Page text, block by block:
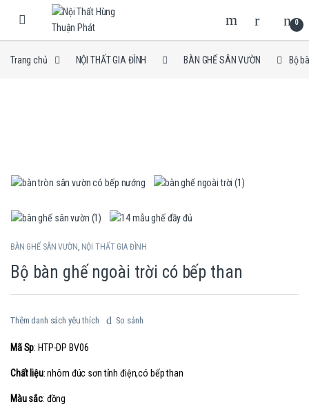
Skip to navigation
Skip to content
0
Trang chủ NỘI THẤT GIA ĐÌNH BÀN GHẾ SÂN VƯỜN Bộ
BÀN GHẾ SÂN VƯỜN NỘI THẤT GIA ĐÌNH
Bộ bàn ghế ngoài trời có bếp than
Thêm danh sách yêu thích So sánh
Mã Sp: HTP-DP BV06
Chất liệu: nhôm đúc sơn tỉnh điện,có bếp than
Màu sắc: đồng